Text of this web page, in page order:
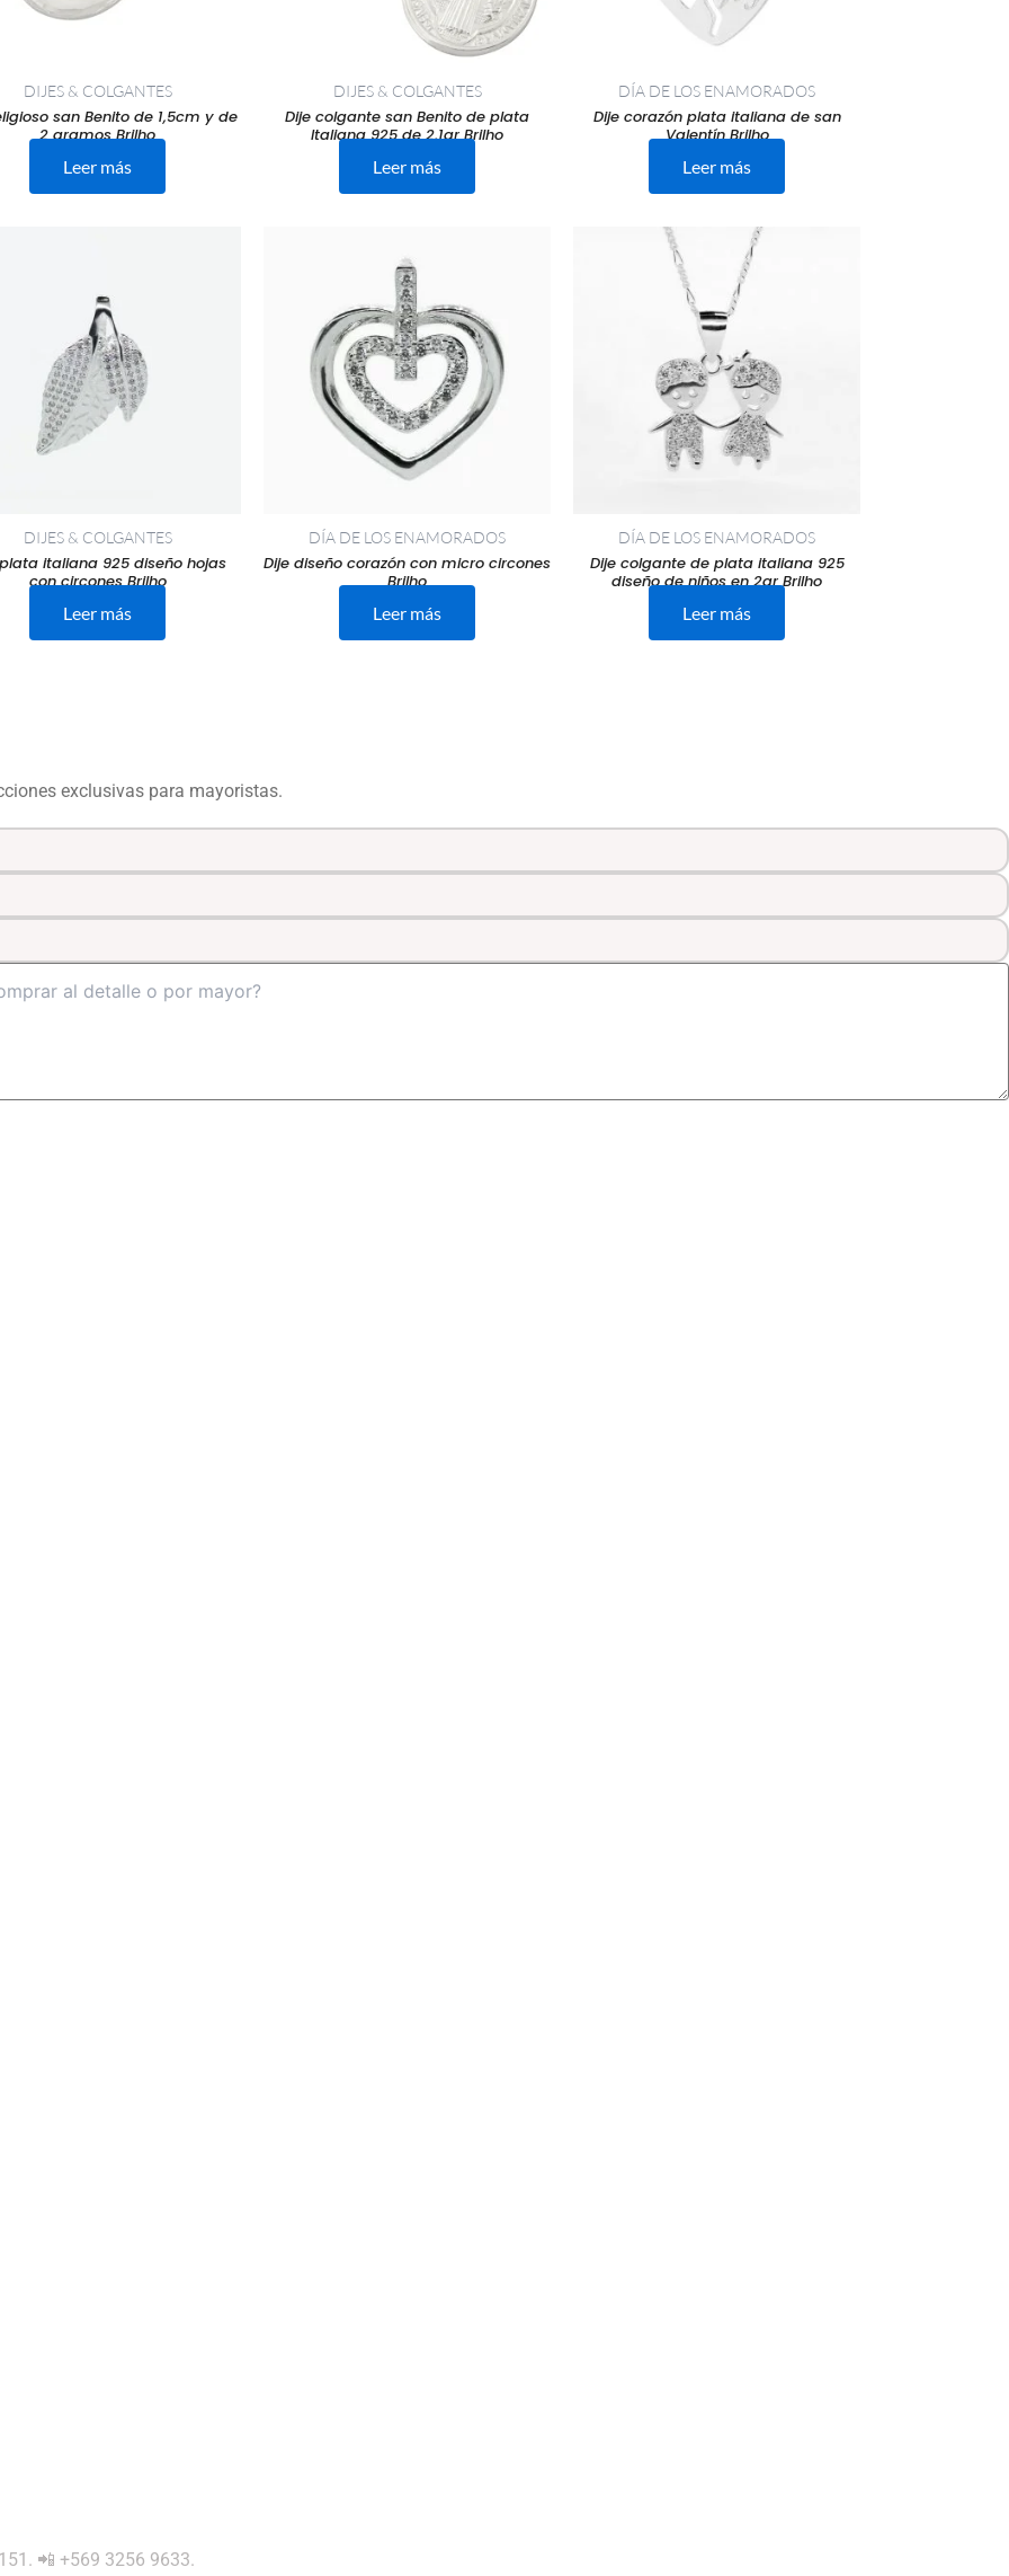
DIJES & COLGANTES
san Benito de 1,5cm y de
2 gramos Brilho
Leer más
DIJES & COLGANTES
Dije colgante san Benito de plata
Italiana 925 de 2,1gr Brilho
Leer más
DÍA DE LOS ENAMORADOS
Dije corazón plata italiana de san
Valentín Brilho
Leer más
DIJES & COLGANTES
italiana 925 diseño hojas
con circones Brilho
Leer más
DÍA DE LOS ENAMORADOS
Dije diseño corazón con micro circones
Brilho
Leer más
DÍA DE LOS ENAMORADOS
Dije colgante de plata italiana 925
diseño de niños en 2gr Brilho
Leer más
exclusivas para mayoristas.
📲 +569 3256 9633.